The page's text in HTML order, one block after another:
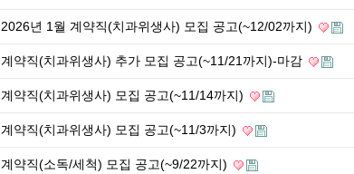
2026년 1월 계약직(치과위생사) 모집 공고(~12/02까지)
계약직(치과위생사) 추가 모집 공고(~11/21까지)-마감
계약직(치과위생사) 모집 공고(~11/14까지)
계약직(치과위생사) 모집 공고(~11/3까지)
계약직(소독/세척) 모집 공고(~9/22까지)